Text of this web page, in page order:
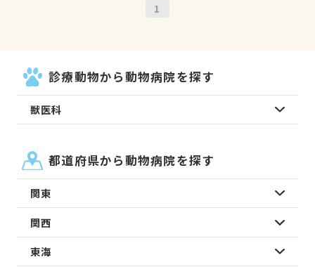
1
診療動物から動物病院を探す
獣医科
都道府県から動物病院を探す
関東
関西
東海